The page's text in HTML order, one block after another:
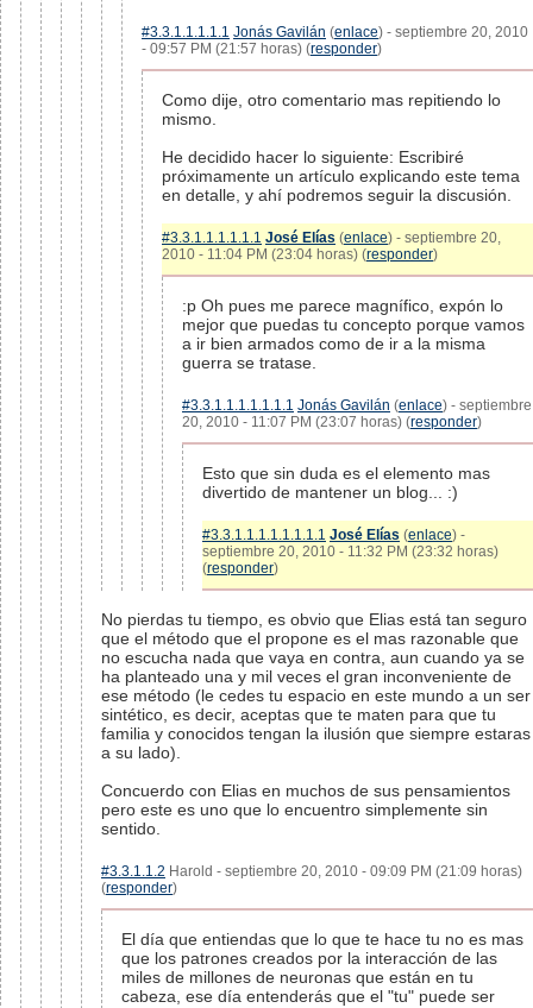
#3.3.1.1.1.1.1 Jonás Gavilán (enlace) - septiembre 20, 2010
- 09:57 PM (21:57 horas) (responder)
Como dije, otro comentario mas repitiendo lo
mismo.
He decidido hacer lo siguiente: Escribiré
próximamente un artículo explicando este tema
en detalle, y ahí podremos seguir la discusión.
#3.3.1.1.1.1.1.1 José Elías (enlace) - septiembre 20,
2010 - 11:04 PM (23:04 horas) (responder)
:p Oh pues me parece magnífico, expón lo
mejor que puedas tu concepto porque vamos
a ir bien armados como de ir a la misma
guerra se tratase.
#3.3.1.1.1.1.1.1.1 Jonás Gavilán (enlace) - septiembre
20, 2010 - 11:07 PM (23:07 horas) (responder)
Esto que sin duda es el elemento mas
divertido de mantener un blog... :)
#3.3.1.1.1.1.1.1.1.1 José Elías (enlace) -
septiembre 20, 2010 - 11:32 PM (23:32 horas)
(responder)
No pierdas tu tiempo, es obvio que Elias está tan seguro
que el método que el propone es el mas razonable que
no escucha nada que vaya en contra, aun cuando ya se
ha planteado una y mil veces el gran inconveniente de
ese método (le cedes tu espacio en este mundo a un ser
sintético, es decir, aceptas que te maten para que tu
familia y conocidos tengan la ilusión que siempre estaras
a su lado).
Concuerdo con Elias en muchos de sus pensamientos
pero este es uno que lo encuentro simplemente sin
sentido.
#3.3.1.1.2 Harold - septiembre 20, 2010 - 09:09 PM (21:09 horas)
(responder)
El día que entiendas que lo que te hace tu no es mas
que los patrones creados por la interacción de las
miles de millones de neuronas que están en tu
cabeza, ese día entenderás que el "tu" puede ser